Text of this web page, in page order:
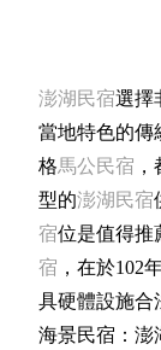
澎湖民宿選擇
當地特色的傳
格馬公民宿
型的澎湖民宿
宿位是值得推
宿 ，在於102
具硬體設施合
海景民宿：澎